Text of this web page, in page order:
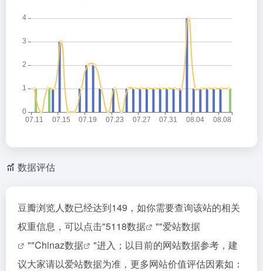
数据评估
豆瓣浏览人数已经达到149，如你需要查询该站的相关
权重信息，可以点击"5118数据 ""爱站数据
""Chinaz数据
"进入；以目前的网站数据参考，建
议大家请以爱站数据为准，更多网站价值评估因素如：